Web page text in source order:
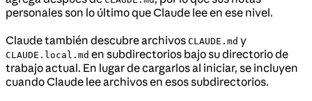
personales son lo último que Claude lee en ese nivel.
Claude también descubre archivos CLAUDE.md y
CLAUDE.local.md en subdirectorios bajo su directorio de
trabajo actual. En lugar de cargarlos al iniciar, se incluyen
cuando Claude lee archivos en esos subdirectorios.